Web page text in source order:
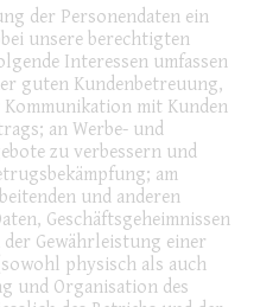
der Personendaten ein
unsere berechtigten
Interessen umfassen
guten Kundenbetreuung,
mit Kunden
an Werbe- und
zu verbessern und
am
und anderen
Geschäftsgeheimnissen
Gewährleistung einer
physisch als auch
und Organisation des